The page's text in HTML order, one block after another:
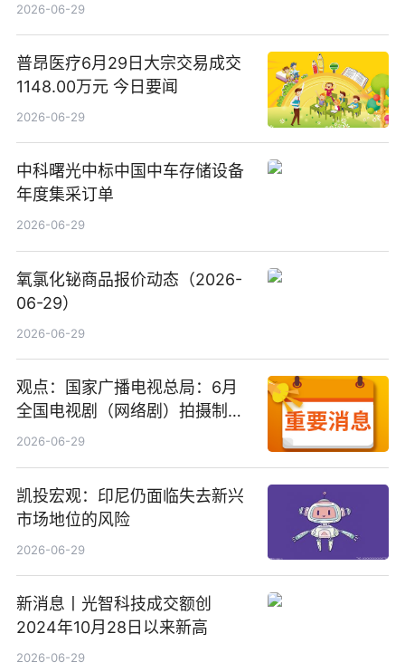
2026-06-29
普昂医疗6月29日大宗交易成交
1148.00万元 今日要闻
2026-06-29
中科曙光中标中国中车存储设备
年度集采订单
2026-06-29
氧氯化铋商品报价动态（2026-
06-29）
2026-06-29
观点：国家广播电视总局：6月
全国电视剧（网络剧）拍摄制作
备案公示剧目197部
2026-06-29
凯投宏观：印尼仍面临失去新兴
市场地位的风险
2026-06-29
新消息丨光智科技成交额创
2024年10月28日以来新高
2026-06-29